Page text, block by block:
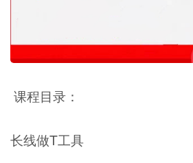
课程目录：
长线做T工具